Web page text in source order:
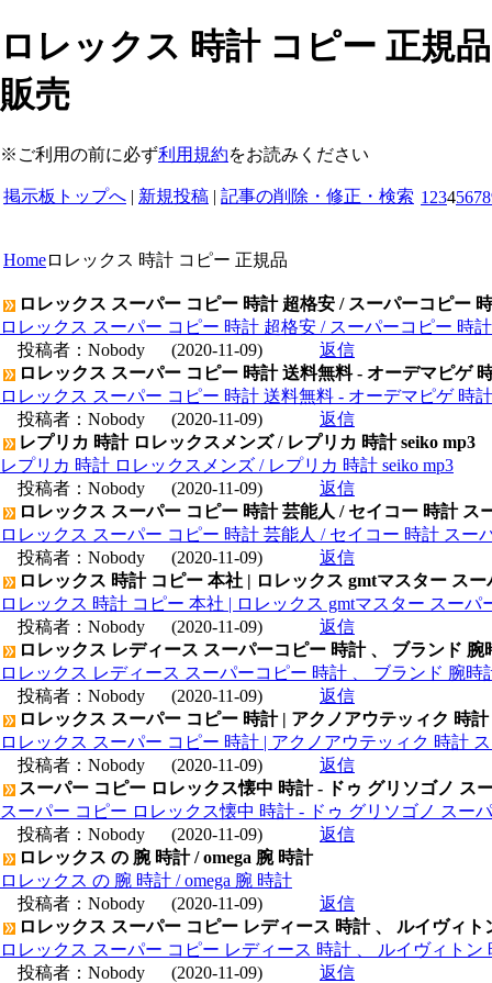
ロレックス 時計 コピー 正規
販売
※ご利用の前に必ず利用規約をお読みください
掲示板トップへ | 新規投稿 | 記事の削除・修正・検索 1 2345678
Homeロレックス 時計 コピー 正規品
ロレックス スーパー コピー 時計 超格安 / スーパーコピー
ロレックス スーパー コピー 時計 超格安 / スーパーコピー 時
投稿者： Nobody (2020-11-09)
返信
ロレックス スーパー コピー 時計 送料無料 - オーデマピゲ
ロレックス スーパー コピー 時計 送料無料 - オーデマピゲ 時
投稿者： Nobody (2020-11-09)
返信
レプリカ 時計 ロレックスメンズ / レプリカ 時計 seiko mp3
レプリカ 時計 ロレックスメンズ / レプリカ 時計 seiko mp3
投稿者： Nobody (2020-11-09)
返信
ロレックス スーパー コピー 時計 芸能人 / セイコー 時計 ス
ロレックス スーパー コピー 時計 芸能人 / セイコー 時計 スー
投稿者： Nobody (2020-11-09)
返信
ロレックス 時計 コピー 本社 | ロレックス gmtマスター ス
ロレックス 時計 コピー 本社 | ロレックス gmtマスター スーパ
投稿者： Nobody (2020-11-09)
返信
ロレックス レディース スーパーコピー 時計 、 ブランド
ロレックス レディース スーパーコピー 時計 、 ブランド 腕時
投稿者： Nobody (2020-11-09)
返信
ロレックス スーパー コピー 時計 | アクノアウテッィク 時
ロレックス スーパー コピー 時計 | アクノアウテッィク 時計
投稿者： Nobody (2020-11-09)
返信
スーパー コピー ロレックス懐中 時計 - ドゥ グリソゴノ ス
スーパー コピー ロレックス懐中 時計 - ドゥ グリソゴノ スー
投稿者： Nobody (2020-11-09)
返信
ロレックス の 腕 時計 / omega 腕 時計
ロレックス の 腕 時計 / omega 腕 時計
投稿者： Nobody (2020-11-09)
返信
ロレックス スーパー コピー レディース 時計 、 ルイヴィ
ロレックス スーパー コピー レディース 時計 、 ルイヴィト
投稿者： Nobody (2020-11-09)
返信